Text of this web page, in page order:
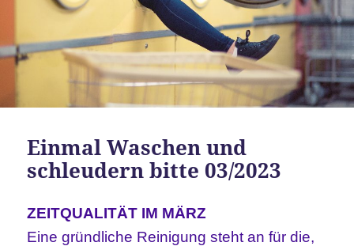
Einmal Waschen und
schleudern bitte 03/2023
ZEITQUALITÄT IM MÄRZ
Eine gründliche Reinigung steht an für die,